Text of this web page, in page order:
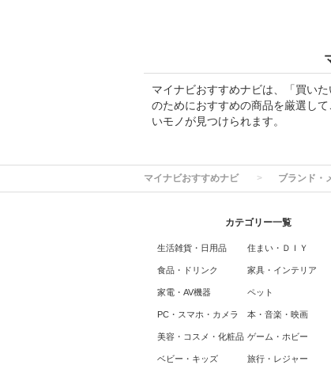
マイナビおすすめナビは、「買い
のためにおすすめの商品を厳選し
いモノが見つけられます。
マイナビおすすめナビ ブランド・
カテゴリー一覧
生活雑貨・日用品
食品・ドリンク
家電・AV機器
PC・スマホ・カメラ
美容・コスメ・化粧品
ベビー・キッズ
住まい・ＤＩＹ
家具・インテリア
ペット
本・音楽・映画
ゲーム・ホビー
旅行・レジャー